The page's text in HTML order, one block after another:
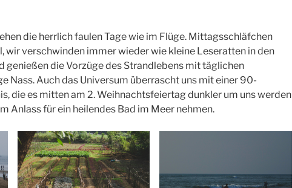
die herrlich faulen Tage wie im Flüge. Mittagsschläfchen
wir verschwinden immer wieder wie kleine Leseratten in den
genießen die Vorzüge des Strandlebens mit täglichen
Nass. Auch das Universum überrascht uns mit einer 90-
die es mitten am 2. Weihnachtsfeiertag dunkler um uns werden
Anlass für ein heilendes Bad im Meer nehmen.